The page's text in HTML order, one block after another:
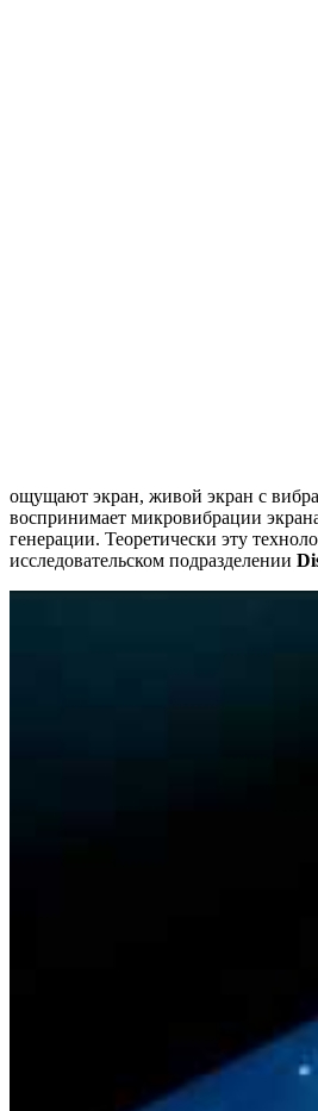
ощущают экран, живой экран с
воспринимает микровибрации
генерации. Теоретически эту
исследовательском подразделении